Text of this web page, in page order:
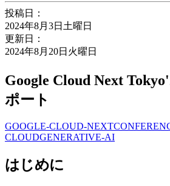
投稿日：
2024年8月3日土曜日
更新日：
2024年8月20日火曜日
Google Cloud Next
ポート
GOOGLE-CLOUD-NEXT
CLOUDGENERATIVE-AI
はじめに